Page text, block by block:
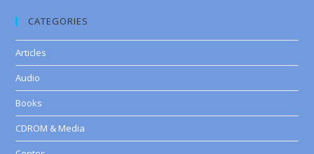
CATEGORIES
Articles
Audio
Books
CDROM & Media